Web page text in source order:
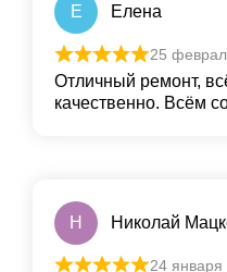
Е Елена
25
Отличный ремонт,
качественно. Всём
Н Николай
24 января